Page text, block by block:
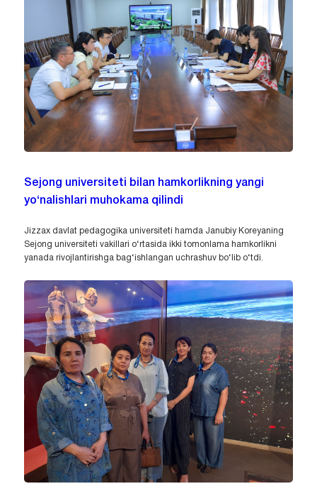
Sejong universiteti bilan hamkorlikning yangi
yo‘nalishlari muhokama qilindi
Jizzax davlat pedagogika universiteti hamda Janubiy Koreyaning
Sejong universiteti vakillari o‘rtasida ikki tomonlama hamkorlikni
yanada rivojlantirishga bag‘ishlangan uchrashuv bo‘lib o‘tdi.